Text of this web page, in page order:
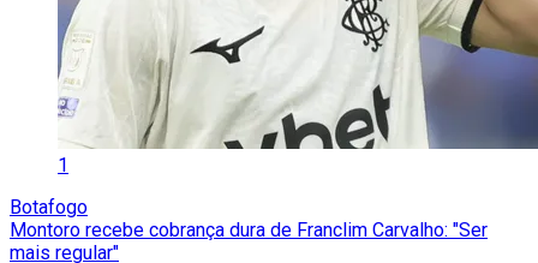
1
Botafogo
Montoro recebe cobrança dura de Franclim Carvalho: "Ser
mais regular"